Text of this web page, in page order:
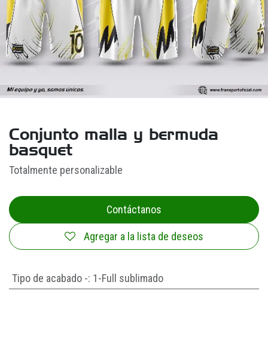
Conjunto malla y bermuda
basquet
Totalmente personalizable
Contáctanos
Agregar a la lista de deseos
Tipo de acabado -: 1-Full sublimado